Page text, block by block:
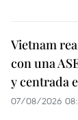
Vietnam
con una
y centrada
07/08/2026